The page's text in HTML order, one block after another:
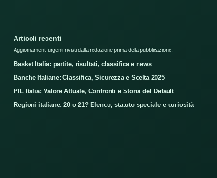
Articoli recenti
Aggiornamenti urgenti rivisti dalla redazione prima della pubblicazione.
Basket Italia: partite, risultati, classifica e news
Banche Italiane: Classifica, Sicurezza e Scelta 2025
PIL Italia: Valore Attuale, Confronti e Storia del Default
Regioni italiane: 20 o 21? Elenco, statuto speciale e curiosità